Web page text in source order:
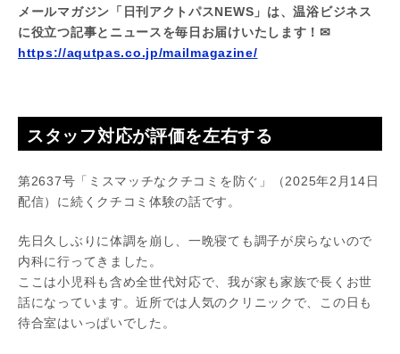
メールマガジン「日刊アクトパスNEWS」は、温浴ビジネス
に役立つ記事とニュースを毎日お届けいたします！✉
https://aqutpas.co.jp/mailmagazine/
スタッフ対応が評価を左右する
第2637号「ミスマッチなクチコミを防ぐ」（2025年2月14日
配信）に続くクチコミ体験の話です。
先日久しぶりに体調を崩し、一晩寝ても調子が戻らないので
内科に行ってきました。
ここは小児科も含め全世代対応で、我が家も家族で長くお世
話になっています。近所では人気のクリニックで、この日も
待合室はいっぱいでした。